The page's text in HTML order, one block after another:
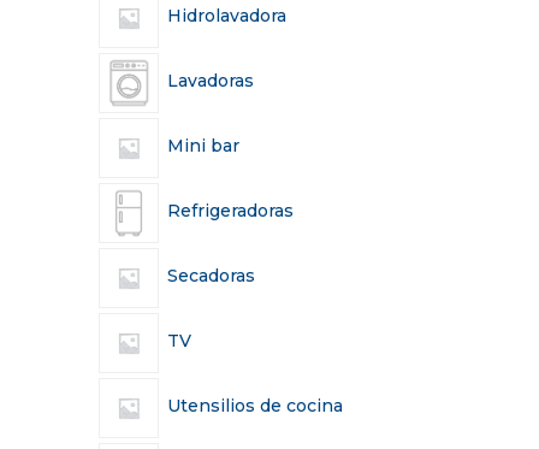
Hidrolavadora
Lavadoras
Mini bar
Refrigeradoras
Secadoras
TV
Utensilios de cocina